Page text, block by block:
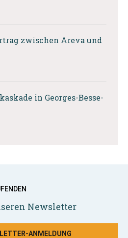
zwischen Areva und
in Georges-Besse-
Newsletter
ANMELDUNG